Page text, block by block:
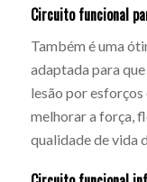
Circuito funcional
Também é uma
adaptada para
lesão por
melhorar a força,
qualidade de vida